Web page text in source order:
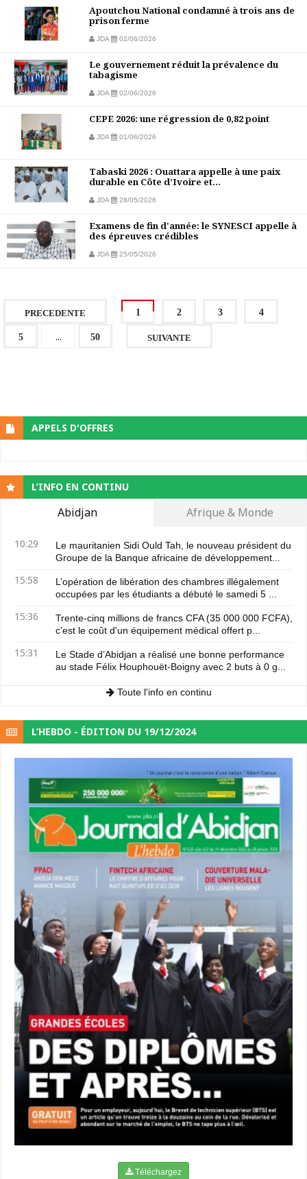
Apoutchou National condamné à trois ans de
prison ferme
JDA 02/06/2026
Le gouvernement réduit la prévalence du
tabagisme
JDA 02/06/2026
CEPE 2026: une régression de 0,82 point
JDA 01/06/2026
Tabaski 2026 : Ouattara appelle à une paix
durable en Côte d’Ivoire et...
JDA 28/05/2026
Examens de fin d'année: le SYNESCI appelle à
des épreuves crédibles
JDA 25/05/2026
PRECEDENTE 1 2 3 4
5 ... 50 SUIVANTE
APPELS D'OFFRES
L’INFO EN CONTINU
Abidjan Afrique & Monde
10:29
Le mauritanien Sidi Ould Tah, le nouveau président du
Groupe de la Banque africaine de développement...
15:58
L’opération de libération des chambres illégalement
occupées par les étudiants a débuté le samedi 5 ...
15:36
Trente-cinq millions de francs CFA (35 000 000 FCFA),
c'est le coût d'un équipement médical offert p...
15:31
Le Stade d’Abidjan a réalisé une bonne performance
au stade Félix Houphouët-Boigny avec 2 buts à 0 g...
Toute l'info en continu
L’HEBDO - ÉDITION DU 19/12/2024
Téléchargez